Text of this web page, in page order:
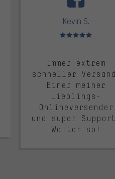
Kevin S.
Bewertungen: 5 von 5
Immer extrem
schneller
Einer meiner
Lieblings-
Onlineversender
und super
Weiter so!